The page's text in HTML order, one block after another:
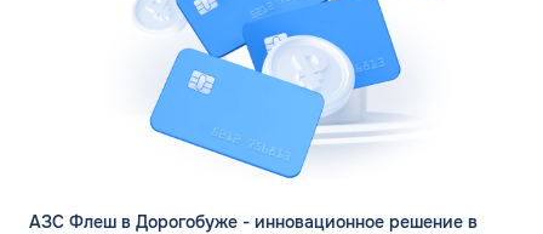
АЗС Флеш в Дорогобуже - инновационное решение в